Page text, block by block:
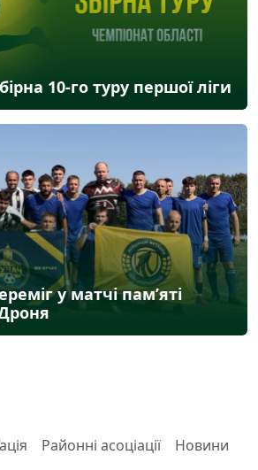
10-го туру першої ліги
у матчі пам’яті
Районні асоціації Новини